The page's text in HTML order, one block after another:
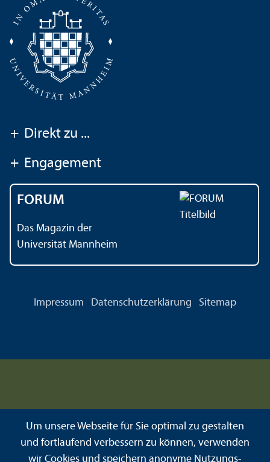
+ Direkt zu ...
+ Engagement
FORUM
Das Magazin der
Universität Mannheim
Impressum Datenschutz­erklärung Sitemap
Um unsere Webseite für Sie optimal zu gestalten
und fortlaufend verbessern zu können, verwenden
wir Cookies und speichern anonyme Nutzungs­